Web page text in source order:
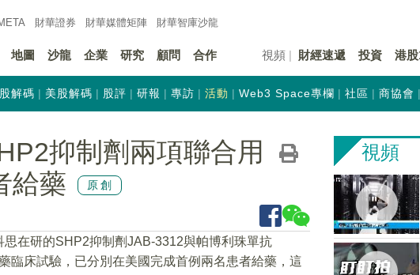
財華證券 財華媒體矩陣 財華智庫沙龍
地圖 沙龍 企業 研究 顧問 合作 視頻 財經速遞 投資 港
解碼 美股解碼 股評 研報 專訪 活動 Web3 Space專欄 社區 商協會
抑制劑兩項聯合用
給藥
原創
思在研的SHP2抑制劑JAB-3312與帕博利珠單抗
臨床試驗，已分別在美國完成首例兩名患者給藥，這
視頻